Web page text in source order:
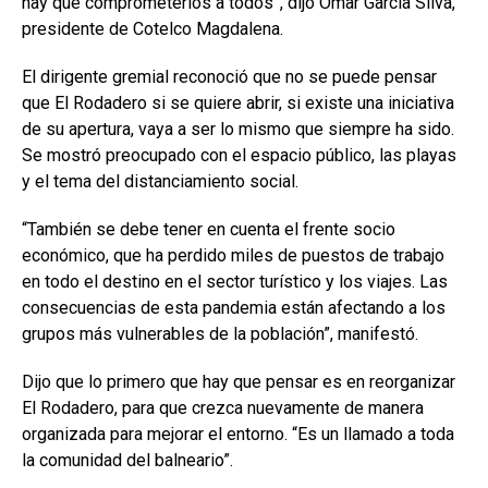
presidente de Cotelco Magdalena.
El dirigente gremial reconoció que no se puede pensar
que El Rodadero si se quiere abrir, si existe una iniciativa
de su apertura, vaya a ser lo mismo que siempre ha sido.
Se mostró preocupado con el espacio público, las playas
y el tema del distanciamiento social.
“También se debe tener en cuenta el frente socio
económico, que ha perdido miles de puestos de trabajo
en todo el destino en el sector turístico y los viajes. Las
consecuencias de esta pandemia están afectando a los
grupos más vulnerables de la población”, manifestó.
Dijo que lo primero que hay que pensar es en reorganizar
El Rodadero, para que crezca nuevamente de manera
organizada para mejorar el entorno. “Es un llamado a toda
la comunidad del balneario”.